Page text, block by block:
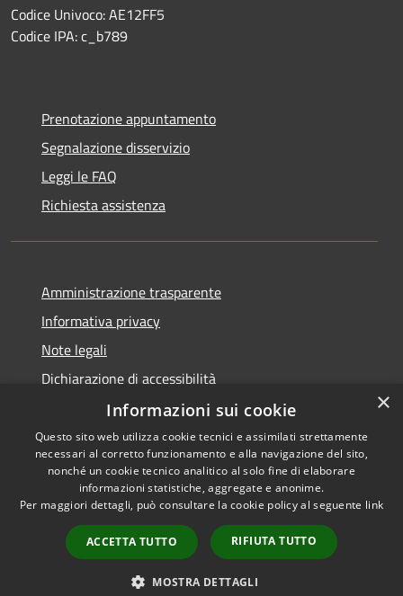
Codice Univoco: AE12FF5
Codice IPA: c_b789
Prenotazione appuntamento
Segnalazione disservizio
Leggi le FAQ
Richiesta assistenza
Amministrazione trasparente
Informativa privacy
Note legali
Dichiarazione di accessibilità
Accessibilità
Privacy
Mappa del sito
Obiettivi di accessibilità
Copyright © 2026 • Comune di
Carloforte • Powered by
Municipium•Accesso
redazione
×
Informazioni sui cookie
Questo sito web utilizza cookie tecnici e assimilati strettamente
necessari al corretto funzionamento e alla navigazione del sito,
nonché un cookie tecnico analitico al solo fine di elaborare
informazioni statistiche, aggregate e anonime.
Per maggiori dettagli, può consultare la cookie policy al seguente link
ACCETTA TUTTO RIFIUTA TUTTO
MOSTRA DETTAGLI